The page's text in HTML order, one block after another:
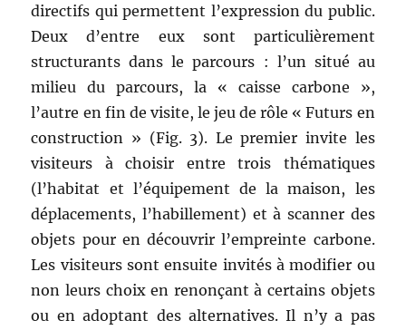
directifs qui permettent l’expression du public.
Deux d’entre eux sont particulièrement
structurants dans le parcours : l’un situé au
milieu du parcours, la « caisse carbone »,
l’autre en fin de visite, le jeu de rôle « Futurs en
construction » (Fig. 3). Le premier invite les
visiteurs à choisir entre trois thématiques
(l’habitat et l’équipement de la maison, les
déplacements, l’habillement) et à scanner des
objets pour en découvrir l’empreinte carbone.
Les visiteurs sont ensuite invités à modifier ou
non leurs choix en renonçant à certains objets
ou en adoptant des alternatives. Il n’y a pas